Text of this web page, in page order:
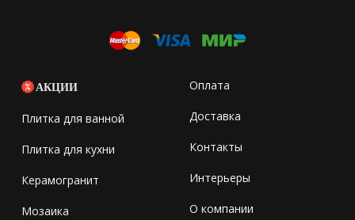
АКЦИИ
Плитка для ванной
Плитка для кухни
Керамогранит
Мозаика
Оплата
Доставка
Контакты
Интерьеры
О компании